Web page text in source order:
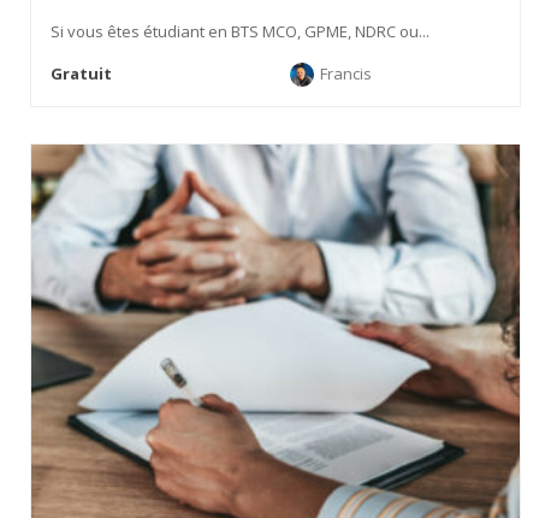
Si vous êtes étudiant en BTS MCO, GPME, NDRC ou...
Gratuit
Francis